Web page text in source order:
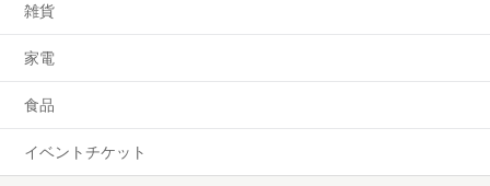
雑貨
家電
食品
イベントチケット